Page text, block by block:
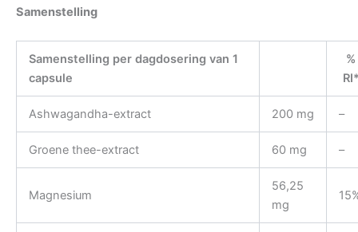
Samenstelling
Samenstelling per dagdosering van 1
capsule
%
Ashwagandha-extract 200 mg –
Groene thee-extract 60 mg –
Magnesium
56,25
mg